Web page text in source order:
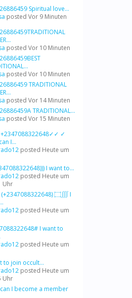
Spiritual love...
posted Vor 9 Minuten
posted Vor 10 Minuten
posted Vor 10 Minuten
TRADITIONAL
posted Vor 14 Minuten
TRADITIONAL...
posted Vor 15 Minuten
✓
I...
posted Heute um
I want to...
posted Heute um
Uhr
posted Heute um
I want to
posted Heute um
to join occult...
posted Heute um
Uhr
I become a member